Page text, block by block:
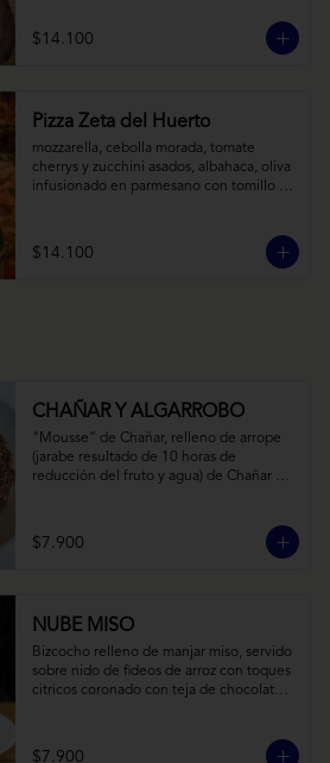
$14.100
Pizza Zeta del Huerto
mozzarella, cebolla morada, tomate
cherrys y zucchini asados, albahaca, oliva
infusionado en parmesano con tomillo y
$14.100
CHAÑAR Y ALGARROBO
"Mousse” de Chañar, relleno de arrope
(jarabe resultado de 10 horas de
reducción del fruto y agua) de Chañar
amargo y cúrcuma, sobre una tierra de
harina de Algarrobo y nueces.
$7.900
NUBE MISO
Bizcocho relleno de manjar miso, servido
sobre nido de fideos de arroz con toques
citricos coronado con teja de chocolate
$7.900